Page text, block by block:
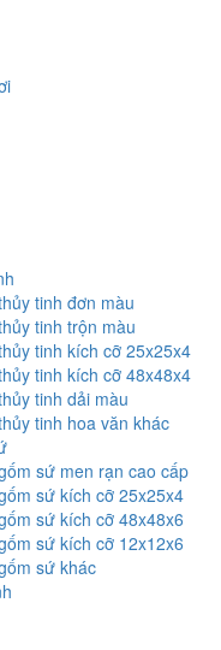
tinh đơn màu
tinh trộn màu
tinh kích cỡ 25x25x4
tinh kích cỡ 48x48x4
tinh dải màu
tinh hoa văn khác
sứ men rạn cao cấp
sứ kích cỡ 25x25x4
sứ kích cỡ 48x48x6
sứ kích cỡ 12x12x6
sứ khác